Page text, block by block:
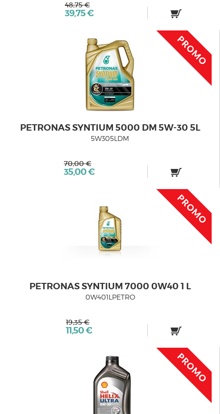
48,75 €
39,75 €
PETRONAS SYNTIUM 5000 DM 5W-30 5L
5W305LDM
70,00 €
35,00 €
PETRONAS SYNTIUM 7000 0W40 1 L
0W401LPETRO
19,35 €
11,50 €